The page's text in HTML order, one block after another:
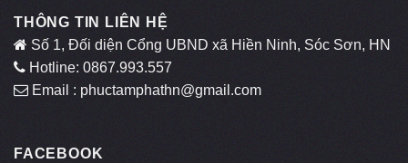
THÔNG TIN LIÊN HỆ
Số 1, Đối diện Cổng UBND xã Hiền Ninh, Sóc Sơn, HN
Hotline: 0867.993.557
Email : phuctamphathn@gmail.com
FACEBOOK